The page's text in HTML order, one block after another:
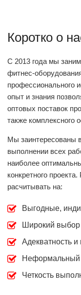
Коротко о
С 2013 года мы
фитнес-
профессионального
опыт и знания
оптовых поставок
также комплексного
Мы заинтересованы
выполнении всех
наиболее
конкретного
расчитывать на:
Выгодные,
Широкий выбор
Адекватность и
Неформальный
Четкость